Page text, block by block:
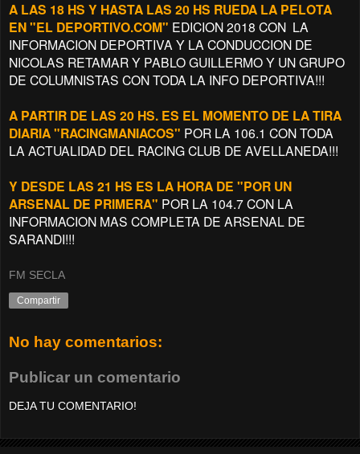
A LAS 18 HS Y HASTA LAS 20 HS RUEDA LA PELOTA
EN "EL DEPORTIVO.COM" EDICION 2018 CON LA
INFORMACION DEPORTIVA Y LA CONDUCCION DE
NICOLAS RETAMAR Y PABLO GUILLERMO Y UN GRUPO
DE COLUMNISTAS CON TODA LA INFO DEPORTIVA!!!
A PARTIR DE LAS 20 HS. ES EL MOMENTO DE LA TIRA
DIARIA "RACINGMANIACOS" POR LA 106.1 CON TODA
LA ACTUALIDAD DEL RACING CLUB DE AVELLANEDA!!!
Y DESDE LAS 21 HS ES LA HORA DE "POR UN
ARSENAL DE PRIMERA" POR LA 104.7 CON LA
INFORMACION MAS COMPLETA DE ARSENAL DE
SARANDI!!!
FM SECLA
Compartir
No hay comentarios:
Publicar un comentario
DEJA TU COMENTARIO!